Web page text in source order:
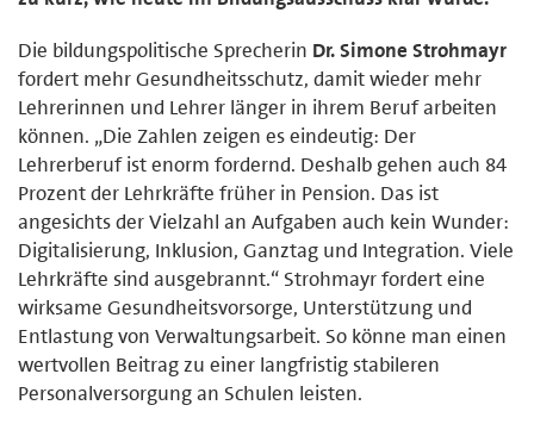
Die bildungspolitische Sprecherin Dr. Simone Strohmayr
fordert mehr Gesundheitsschutz, damit wieder mehr
Lehrerinnen und Lehrer länger in ihrem Beruf arbeiten
können. „Die Zahlen zeigen es eindeutig: Der
Lehrerberuf ist enorm fordernd. Deshalb gehen auch 84
Prozent der Lehrkräfte früher in Pension. Das ist
angesichts der Vielzahl an Aufgaben auch kein Wunder:
Digitalisierung, Inklusion, Ganztag und Integration. Viele
Lehrkräfte sind ausgebrannt.“ Strohmayr fordert eine
wirksame Gesundheitsvorsorge, Unterstützung und
Entlastung von Verwaltungsarbeit. So könne man einen
wertvollen Beitrag zu einer langfristig stabileren
Personalversorgung an Schulen leisten.